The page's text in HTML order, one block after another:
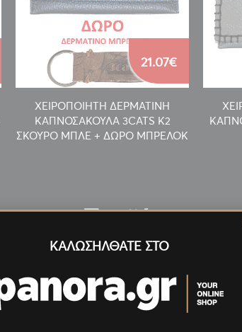
ΧΕΙΡΟΠΟΙΗΤΗ ΔΕΡΜΑΤΙΝΗ
ΚΑΠΝΟΣΑΚΟΥΛΑ 3CATS K2
ΣΚΟΥΡΟ ΜΠΛΕ + ΔΩΡΟ ΜΠΡΕΛΟΚ
21.07€
ΝέαΠροϊόντα
ΚΑΛΩΣΗΛΘΑΤΕ ΣΤΟ